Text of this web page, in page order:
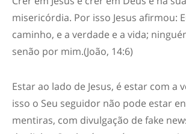
misericórdia. Por isso Jesus afirmou:
caminho, e a verdade e a vida;
senão por mim.(João, 14:6)
Estar ao lado de Jesus, é estar com a
isso o Seu seguidor não pode estar
mentiras, com divulgação de fake